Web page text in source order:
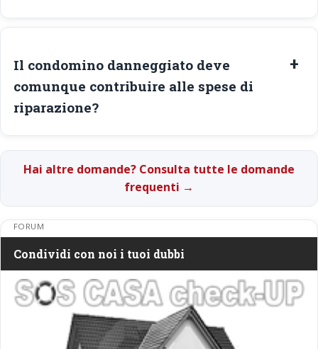
Il condomino danneggiato deve
comunque contribuire alle spese di
riparazione?
Hai altre domande? Consulta tutte le domande
frequenti →
FORUM
Condividi con noi i tuoi dubbi